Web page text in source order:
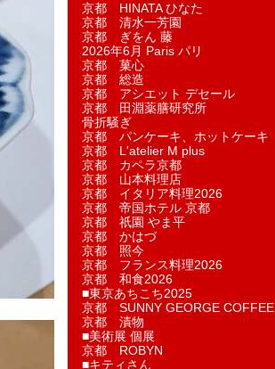
京都 HINATA ひなた
京都 清水一芳園
京都 ぎをん 藤
2026年6月 Paris パリ
京都 菓​心
京都 総造
京都 アシエット デセール
京都 田淵薬膳研究所
骨折騒ぎ
京都 パンケーキ、ホットケーキ
京都 L'atelier M plus
京都 カペラ京都
京都 山本料理店
京都 イタリア料理2026
京都 帝国ホテル 京都
京都 祇園 やま平
京都 かはづ
京都 照今
京都 フランス料理2026
京都 和食2026
■東京あちこち2025
京都 SUNNY GEORGE COFFEE
京都 漬物
■美術展 個展
京都 ROBYN
■キティさん